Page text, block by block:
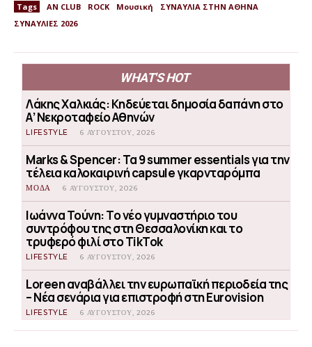
Tags AN CLUB ROCK Μουσική
ΣΥΝΑΥΛΙΑ ΣΤΗΝ ΑΘΗΝΑ
ΣΥΝΑΥΛΙΕΣ 2026
WHAT'S HOT
Λάκης Χαλκιάς: Κηδεύεται δημοσία δαπάνη στο
Α’ Νεκροταφείο Αθηνών
LIFESTYLE 6 ΑΥΓΟΎΣΤΟΥ, 2026
Marks & Spencer: Τα 9 summer essentials για την
τέλεια καλοκαιρινή capsule γκαρνταρόμπα
ΜΟΔΑ 6 ΑΥΓΟΎΣΤΟΥ, 2026
Ιωάννα Τούνη: Το νέο γυμναστήριο του
συντρόφου της στη Θεσσαλονίκη και το
τρυφερό φιλί στο TikTok
LIFESTYLE 6 ΑΥΓΟΎΣΤΟΥ, 2026
Loreen αναβάλλει την ευρωπαϊκή περιοδεία της
– Νέα σενάρια για επιστροφή στη Eurovision
LIFESTYLE 6 ΑΥΓΟΎΣΤΟΥ, 2026